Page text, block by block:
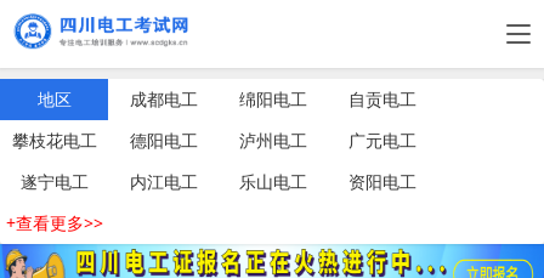
地区 成都电工 绵阳电工
自贡电工
攀枝花电工
德阳电工 泸州电工
广元电工
遂宁电工
内江电工 乐山电工
资阳电工
+查看更多>>